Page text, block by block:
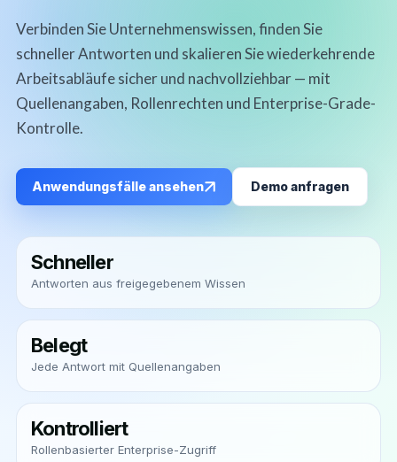
Verbinden Sie Unternehmenswissen, finden Sie
schneller Antworten und skalieren Sie wiederkehrende
Arbeitsabläufe sicher und nachvollziehbar — mit
Quellenangaben, Rollenrechten und Enterprise-Grade-
Kontrolle.
Anwendungsfälle ansehen Demo anfragen
Schneller
Antworten aus freigegebenem Wissen
Belegt
Jede Antwort mit Quellenangaben
Kontrolliert
Rollenbasierter Enterprise-Zugriff